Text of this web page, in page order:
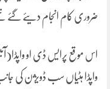
ضروری کام انجام دیئے گئے
اس موقع پرایس ڈی او